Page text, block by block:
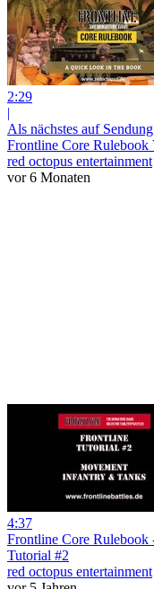
2:29
|
Als nächstes auf Sendung
Frontline Core Rulebook
red octopus entertainment
vor 6 Monaten
4:37
Frontline Core Rulebook
Tutorial #2
red octopus entertainment